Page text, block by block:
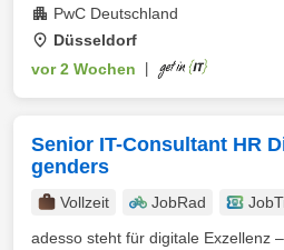
PwC Deutschland
Düsseldorf
vor 2 Wochen
Senior IT-Consultant HR
genders
Vollzeit JobRad
adesso steht für digitale Exzellenz